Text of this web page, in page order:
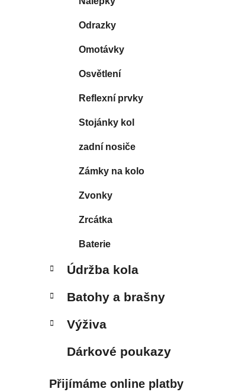
Odrazky
Omotávky
Osvětlení
Reflexní prvky
Stojánky kol
zadní nosiče
Zámky na kolo
Zvonky
Zrcátka
Baterie
Údržba kola
Batohy a brašny
Výživa
Dárkové poukazy
Přijímáme online platby